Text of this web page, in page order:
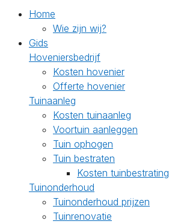
Home
Wie zijn wij?
Gids
Hoveniersbedrijf
Kosten hovenier
Offerte hovenier
Tuinaanleg
Kosten tuinaanleg
Voortuin aanleggen
Tuin ophogen
Tuin bestraten
Kosten tuinbestrating
Tuinonderhoud
Tuinonderhoud prijzen
Tuinrenovatie